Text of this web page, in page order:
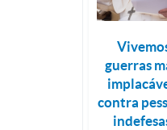
guerras
contra